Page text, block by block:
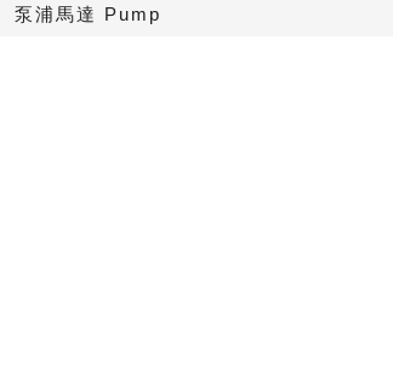
泵浦馬達 Pump